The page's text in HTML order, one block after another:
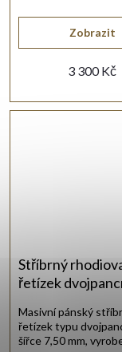
3 300 Kč
Zobrazit
povrchovou úpravou.
Stříbrný
řetízek
Masivní pánský
řetízek typu
šířce 7,50 mm,